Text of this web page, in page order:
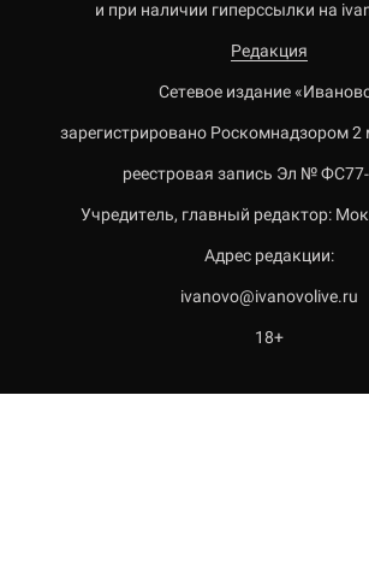
и при наличии гиперссылки на
Редакция
Сетевое издание
зарегистрировано Роскомнадзором 2
реестровая запись Эл №
Учредитель, главный редактор:
Адрес редакции:
ivanovo@ivanovolive.ru
18+